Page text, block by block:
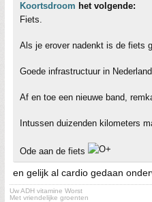
Koortsdroom het volgende:
Fiets.
Als je erover nadenkt is de fiets
Goede infrastructuur in
Af en toe een nieuwe band,
Intussen duizenden kilometers
Ode aan de fiets
en gelijk al cardio gedaan
Uw ADH vitamine Worst
Met vriendelijke groenten